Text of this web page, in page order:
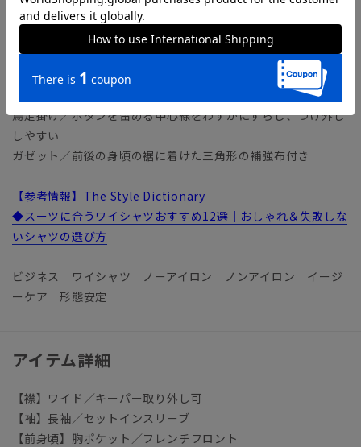
セットインスリーブ／袖を身頃に後付け縫製することで、可動
域とスリムなシルエットを両立
スプリットヨーク／背ヨークを2枚の生地で分け、肩回りにフ
ィットしつつ動きやすい
貝ボタン／天然貝ボタンを使用した高級感溢れる仕様
鳥足掛け／ボタンを留める中心線をわずかにずらし、つけ外し
しやすい
ガゼット／前後の身頃の裾に着けた三角形の補強布付き
【参考情報】The Style Dictionary
◆スーツに合うワイシャツおすすめ12選｜おしゃれ＆失敗しな
いシャツの選び方
ビジネス ワイシャツ ノーアイロン ノンアイロン イージ
ーケア 形態安定
アイテム詳細
【襟】ワイド／キーパー取り外し可
【袖】長袖／セットインスリーブ
【前身頃】胸ポケット／フレンチフロント